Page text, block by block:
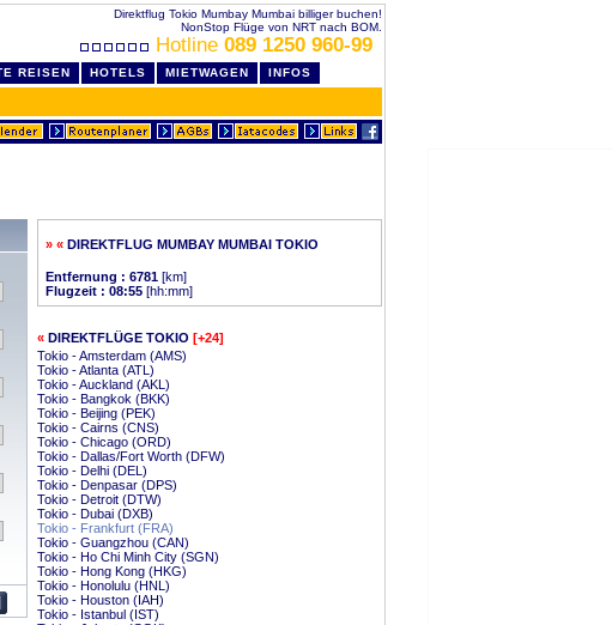
Direktflug Tokio Mumbay Mumbai billiger buchen!
NonStop Flüge von NRT nach BOM.
Hotline 089 1250 960-99
REISEN HOTELS MIETWAGEN INFOS
» « DIREKTFLUG MUMBAY MUMBAI TOKIO
Entfernung : 6781 [km]
Flugzeit : 08:55 [hh:mm]
« DIREKTFLÜGE TOKIO [+24]
Tokio - Amsterdam (AMS)
Tokio - Atlanta (ATL)
Tokio - Auckland (AKL)
Tokio - Bangkok (BKK)
Tokio - Beijing (PEK)
Tokio - Cairns (CNS)
Tokio - Chicago (ORD)
Tokio - Dallas/Fort Worth (DFW)
Tokio - Delhi (DEL)
Tokio - Denpasar (DPS)
Tokio - Detroit (DTW)
Tokio - Dubai (DXB)
Tokio - Frankfurt (FRA)
Tokio - Guangzhou (CAN)
Tokio - Ho Chi Minh City (SGN)
Tokio - Hong Kong (HKG)
Tokio - Honolulu (HNL)
Tokio - Houston (IAH)
Tokio - Istanbul (IST)